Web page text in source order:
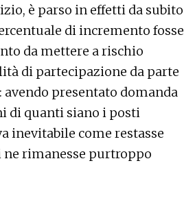
è parso in effetti da subito
di incremento fosse
da mettere a rischio
di partecipazione da parte
presentato domanda
di quanti siano i posti
inevitabile come restasse
ne rimanesse purtroppo